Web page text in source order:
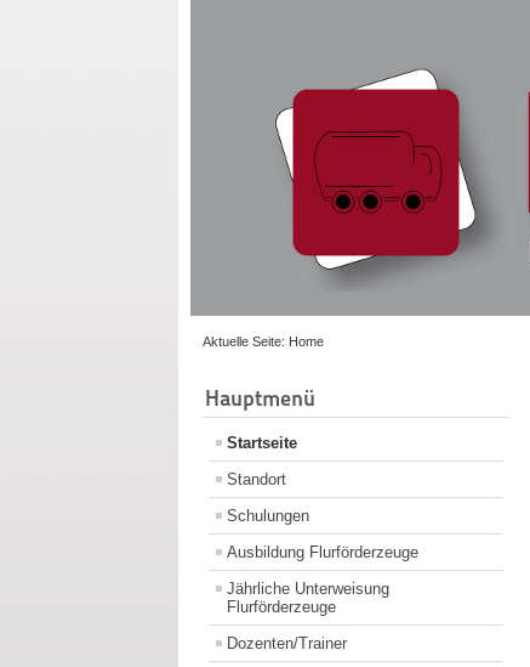
Aktuelle Seite: Home
Hauptmenü
Startseite
Standort
Schulungen
Ausbildung Flurförderzeuge
Jährliche Unterweisung
Flurförderzeuge
Dozenten/Trainer